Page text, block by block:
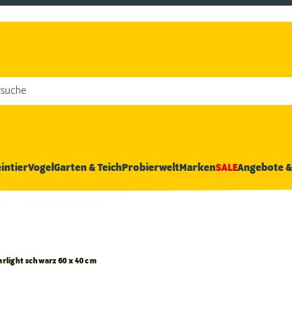
Vogel Garten & TeichProbierweltMarkenSALEAngebote
schwarz 60 x 40 cm